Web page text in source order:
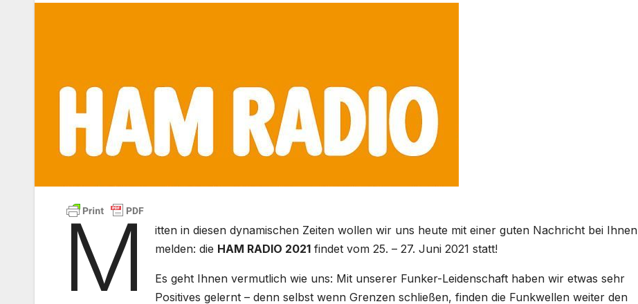
M
itten in diesen dynamischen Zeiten wollen wir uns heute mit einer guten Nachricht bei Ihnen
melden: die HAM RADIO 2021 findet vom 25. – 27. Juni 2021 statt!
Es geht Ihnen vermutlich wie uns: Mit unserer Funker-Leidenschaft haben wir etwas sehr
Positives gelernt – denn selbst wenn Grenzen schließen, finden die Funkwellen weiter den